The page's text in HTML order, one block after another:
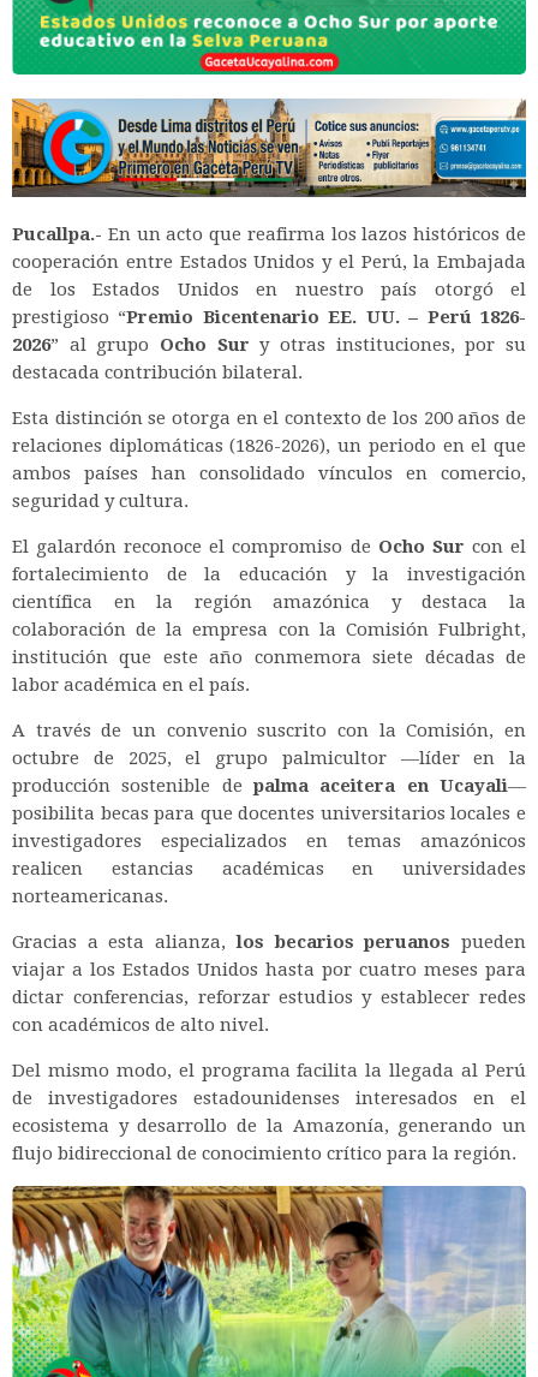
Pucallpa.- En un acto que reafirma los lazos históricos de
cooperación entre Estados Unidos y el Perú, la Embajada
de los Estados Unidos en nuestro país otorgó el
prestigioso “Premio Bicentenario EE. UU. – Perú 1826-
2026” al grupo Ocho Sur y otras instituciones, por su
destacada contribución bilateral.
Esta distinción se otorga en el contexto de los 200 años de
relaciones diplomáticas (1826-2026), un periodo en el que
ambos países han consolidado vínculos en comercio,
seguridad y cultura.
El galardón reconoce el compromiso de Ocho Sur con el
fortalecimiento de la educación y la investigación
científica en la región amazónica y destaca la
colaboración de la empresa con la Comisión Fulbright,
institución que este año conmemora siete décadas de
labor académica en el país.
A través de un convenio suscrito con la Comisión, en
octubre de 2025, el grupo palmicultor —líder en la
producción sostenible de palma aceitera en Ucayali—
posibilita becas para que docentes universitarios locales e
investigadores especializados en temas amazónicos
realicen estancias académicas en universidades
norteamericanas.
Gracias a esta alianza,los becarios peruanos pueden
viajar a los Estados Unidos hasta por cuatro meses para
dictar conferencias, reforzar estudios y establecer redes
con académicos de alto nivel.
Del mismo modo, el programa facilita la llegada al Perú
de investigadores estadounidenses interesados en el
ecosistema y desarrollo de la Amazonía, generando un
flujo bidireccional de conocimiento crítico para la región.